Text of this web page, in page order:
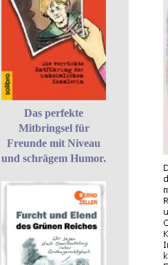
Das perfekte
Mitbringsel für
Freunde mit Niveau
und schrägem Humor.